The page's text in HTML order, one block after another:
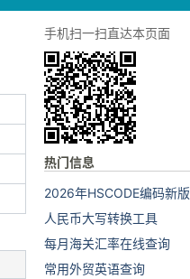
手机扫一扫直达本页面
热门信息
2026年HSCODE编码新版
人民币大写转换工具
每月海关汇率在线查询
常用外贸英语查询